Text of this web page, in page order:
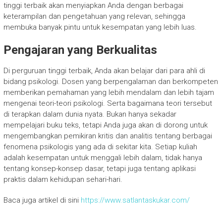
tinggi terbaik akan menyiapkan Anda dengan berbagai
keterampilan dan pengetahuan yang relevan, sehingga
membuka banyak pintu untuk kesempatan yang lebih luas.
Pengajaran yang Berkualitas
Di perguruan tinggi terbaik, Anda akan belajar dari para ahli di
bidang psikologi. Dosen yang berpengalaman dan berkompeten
memberikan pemahaman yang lebih mendalam dan lebih tajam
mengenai teori-teori psikologi. Serta bagaimana teori tersebut
di terapkan dalam dunia nyata. Bukan hanya sekadar
mempelajari buku teks, tetapi Anda juga akan di dorong untuk
mengembangkan pemikiran kritis dan analitis tentang berbagai
fenomena psikologis yang ada di sekitar kita. Setiap kuliah
adalah kesempatan untuk menggali lebih dalam, tidak hanya
tentang konsep-konsep dasar, tetapi juga tentang aplikasi
praktis dalam kehidupan sehari-hari.
Baca juga artikel di sini https://www.satlantaskukar.com/